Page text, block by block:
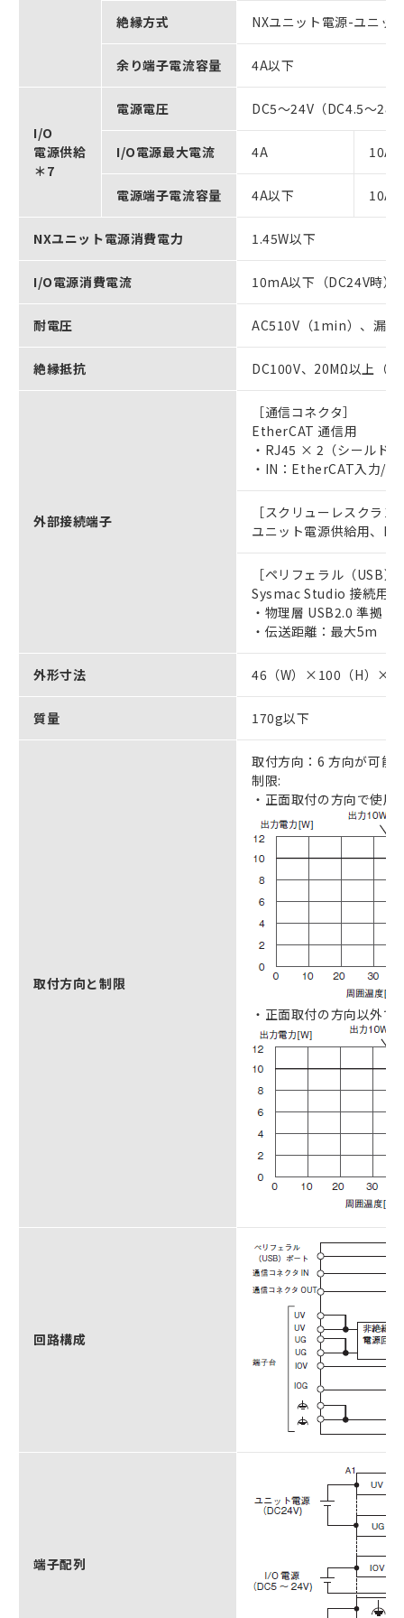
絶縁方式 NXユニット電源-ユニッ
余り端子電流容量 4A以下
I/O
電源供給
＊7
電源電圧 DC5～24V（DC4.5～
I/O電源最大電流 4A 10A
電源端子電流容量 4A以下 10A
NXユニット電源消費電力 1.45W以下
I/O電源消費電流 10mA以下（DC24V時）
耐電圧 AC510V（1min）、漏れ
絶縁抵抗 DC100V、20MΩ以上（
外部接続端子
［通信コネクタ］
EtherCAT 通信用
・RJ45 × 2（シールド
・IN：EtherCAT入力/
［スクリューレスクラン
ユニット電源供給用、I/
［ペリフェラル（USB）
Sysmac Studio 接続用
・物理層 USB2.0 準拠 B
・伝送距離：最大5m
外形寸法 46（W）×100（H）
質量 170g以下
取付方向と制限
取付方向：6 方向が可能
制限:
・正面取付の方向で使用
・正面取付の方向以外で
回路構成
端子配列